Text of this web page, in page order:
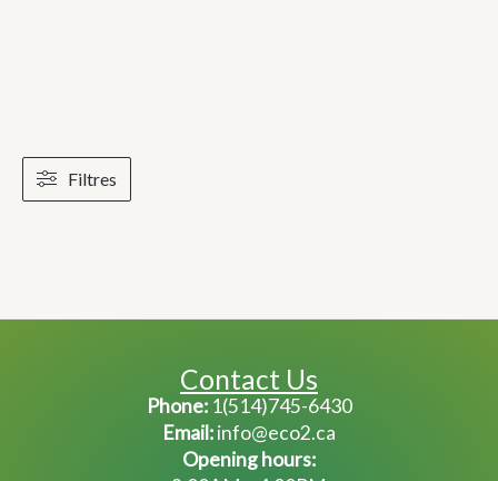
Filtres
Contact Us
Phone:1(514)745-6430
Email:info@eco2.ca
Opening hours: